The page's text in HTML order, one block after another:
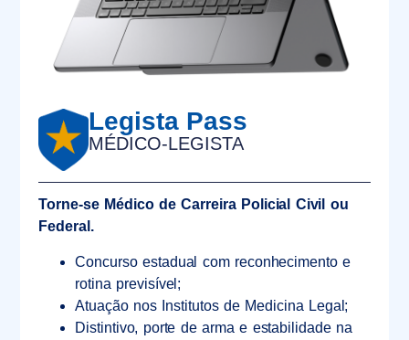
Legista Pass
MÉDICO-LEGISTA
Torne-se Médico de Carreira Policial Civil ou
Federal.
Concurso estadual com reconhecimento e
rotina previsível;
Atuação nos Institutos de Medicina Legal;
Distintivo, porte de arma e estabilidade na